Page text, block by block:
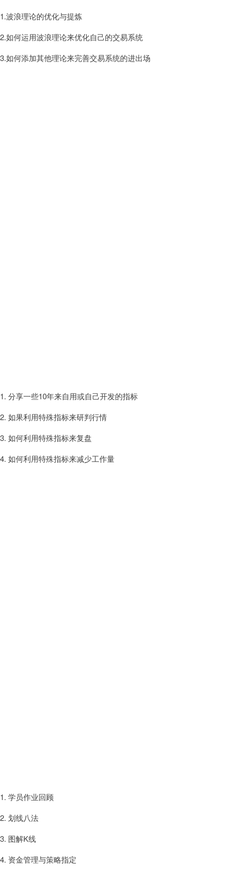
1.波浪理论的优化与提炼
2.如何运用波浪理论来优化自己的交易系统
3.如何添加其他理论来完善交易系统的进出场
1. 分享一些10年来自用或自己开发的指标
2. 如果利用特殊指标来研判行情
3. 如何利用特殊指标来复盘
4. 如何利用特殊指标来减少工作量
1. 学员作业回顾
2. 划线八法
3. 图解K线
4. 资金管理与策略指定